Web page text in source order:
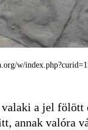
w/
a jel fölött
annak valóra